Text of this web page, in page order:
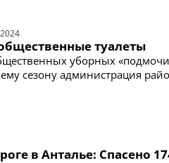
туалеты
уборных
сезону администрация
в Анталье: Спасено